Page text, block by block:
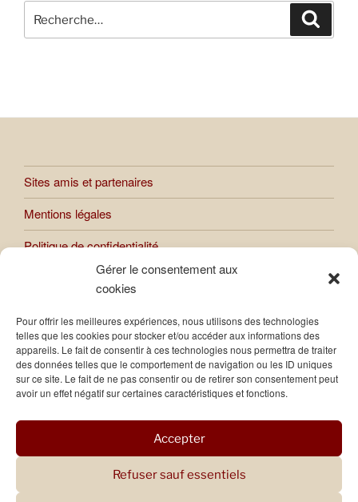
Gérer le consentement aux
cookies
Pour offrir les meilleures expériences, nous utilisons des technologies
telles que les cookies pour stocker et/ou accéder aux informations des
appareils. Le fait de consentir à ces technologies nous permettra de traiter
des données telles que le comportement de navigation ou les ID uniques
sur ce site. Le fait de ne pas consentir ou de retirer son consentement peut
avoir un effet négatif sur certaines caractéristiques et fonctions.
Accepter
Refuser sauf essentiels
Recherche
pour
Sites amis et partenaires
Mentions légales
Politique de confidentialité
droit d’auteur. Toute reproduction ou usage des images et
photos publiées sur le site sont interdites, sauf autorisation
expresse de Raphaèle Bernard-Bacot.